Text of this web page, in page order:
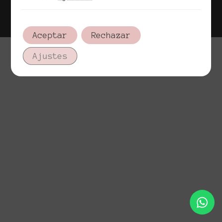
Aceptar Rechazar
Ajustes